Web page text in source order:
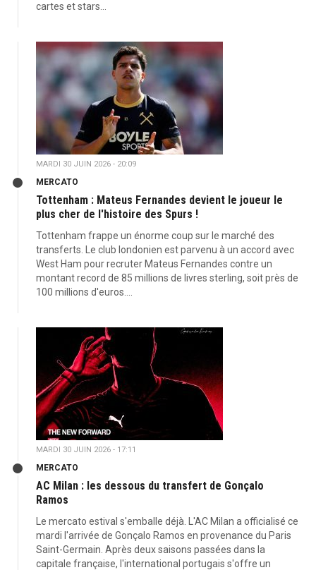
cartes et stars...
MARDI 30 JUIN 2026 - 20:09
MERCATO
Tottenham : Mateus Fernandes devient le joueur le
plus cher de l'histoire des Spurs !
Tottenham frappe un énorme coup sur le marché des
transferts. Le club londonien est parvenu à un accord avec
West Ham pour recruter Mateus Fernandes contre un
montant record de 85 millions de livres sterling, soit près de
100 millions d'euros....
MARDI 30 JUIN 2026 - 17:11
MERCATO
AC Milan : les dessous du transfert de Gonçalo
Ramos
Le mercato estival s'emballe déjà. L'AC Milan a officialisé ce
mardi l'arrivée de Gonçalo Ramos en provenance du Paris
Saint-Germain. Après deux saisons passées dans la
capitale française, l'international portugais s'offre un